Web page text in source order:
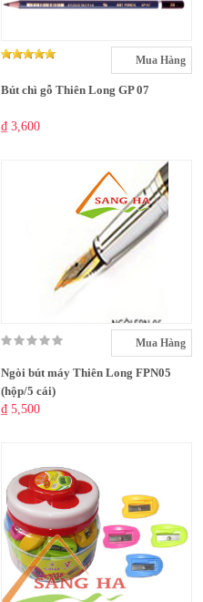
Mua Hàng
Bút chì gỗ Thiên Long GP 07
₫ 3,600
Mua Hàng
Ngòi bút máy Thiên Long FPN05
(hộp/5 cái)
₫ 5,500